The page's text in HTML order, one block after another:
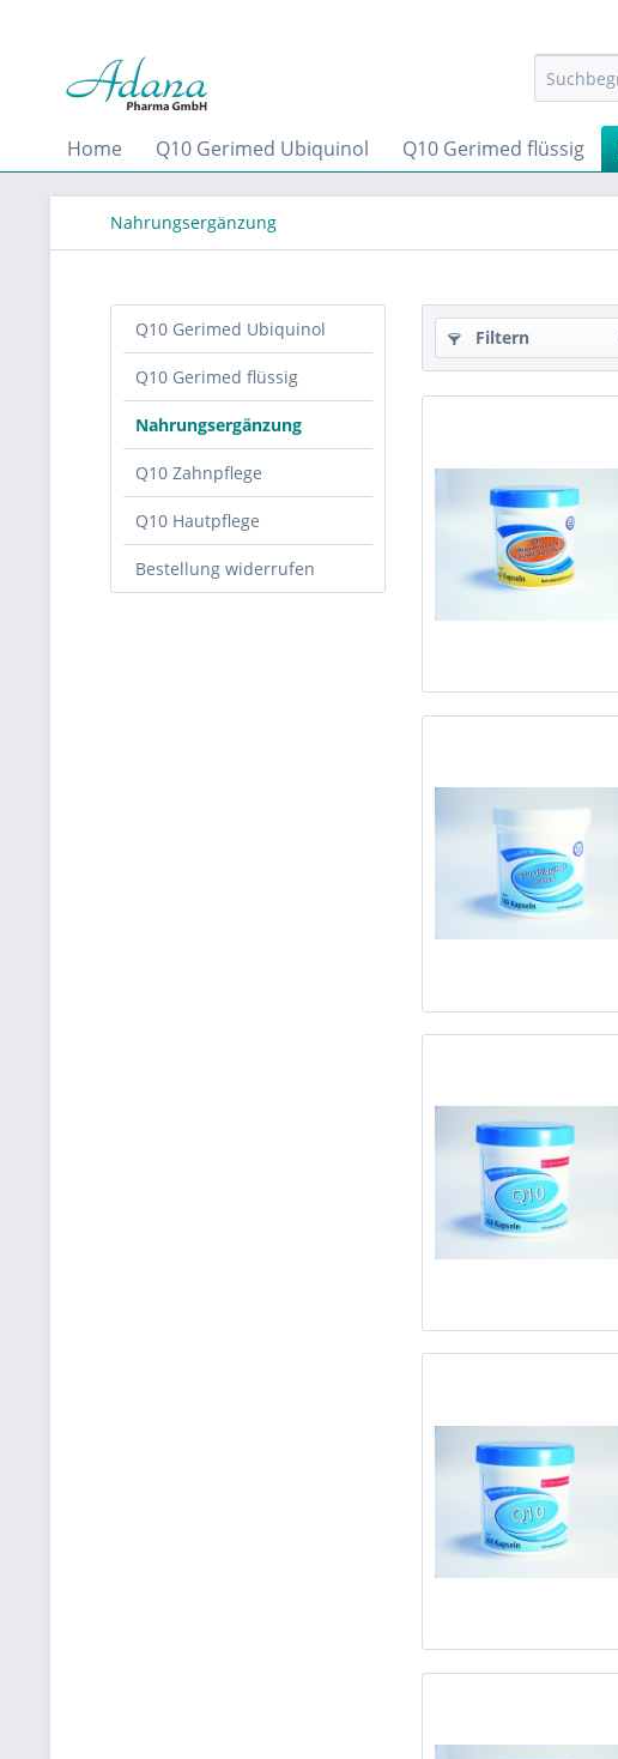
Home Q10 Gerimed Ubiquinol Q10 Gerimed flüssig
Nahrungsergänzung
Q10 Gerimed Ubiquinol
Q10 Gerimed flüssig
Nahrungsergänzung
Q10 Zahnpflege
Q10 Hautpflege
Bestellung widerrufen
Filtern